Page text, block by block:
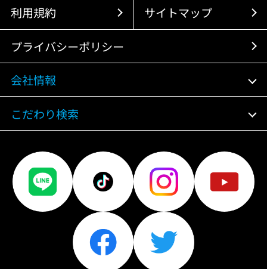
利用規約 サイトマップ
プライバシーポリシー
会社情報
こだわり検索